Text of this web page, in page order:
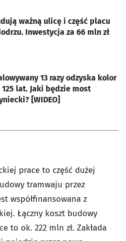
ważną ulicę i część placu
Inwestycja za 66 mln zł
13 razy odzyska kolor
lat. Jaki będzie most
[WIDEO]
prace to część dużej
tramwaju przez
współfinansowana z
Łączny koszt budowy
to ok. 222 mln zł. Zakłada